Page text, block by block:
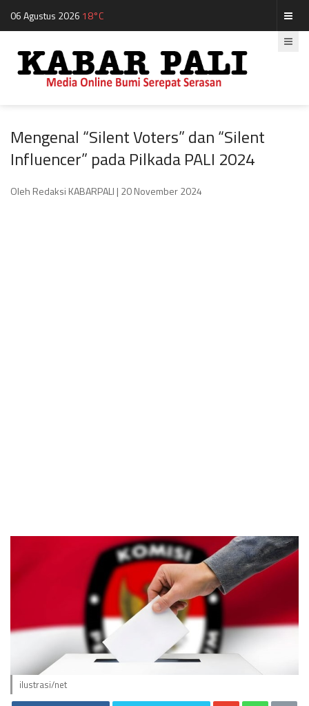
06 Agustus 2026 18°C
Mengenal “Silent Voters” dan “Silent
Influencer” pada Pilkada PALI 2024
Oleh Redaksi KABARPALI | 20 November 2024
ilustrasi/net